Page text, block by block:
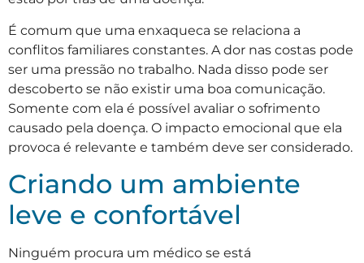
É comum que uma enxaqueca se relaciona a
conflitos familiares constantes. A dor nas costas pode
ser uma pressão no trabalho. Nada disso pode ser
descoberto se não existir uma boa comunicação.
Somente com ela é possível avaliar o sofrimento
causado pela doença. O impacto emocional que ela
provoca é relevante e também deve ser considerado.
Criando um ambiente
leve e confortável
Ninguém procura um médico se está